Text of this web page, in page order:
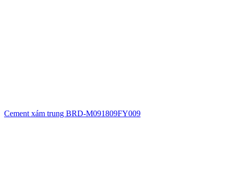
Cement xám trung BRD-M091809FY009